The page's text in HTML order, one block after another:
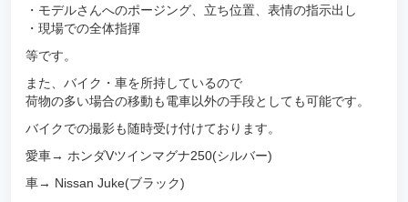
・モデルさんへのポージング、立ち位置、表情の指示出し
・現場での全体指揮
等です。
また、バイク・車を所持しているので
荷物の多い場合の移動も電車以外の手段としても可能です。
バイクでの撮影も随時受け付けております。
愛車→ ホンダVツインマグナ250(シルバー)
車→ Nissan Juke(ブラック)